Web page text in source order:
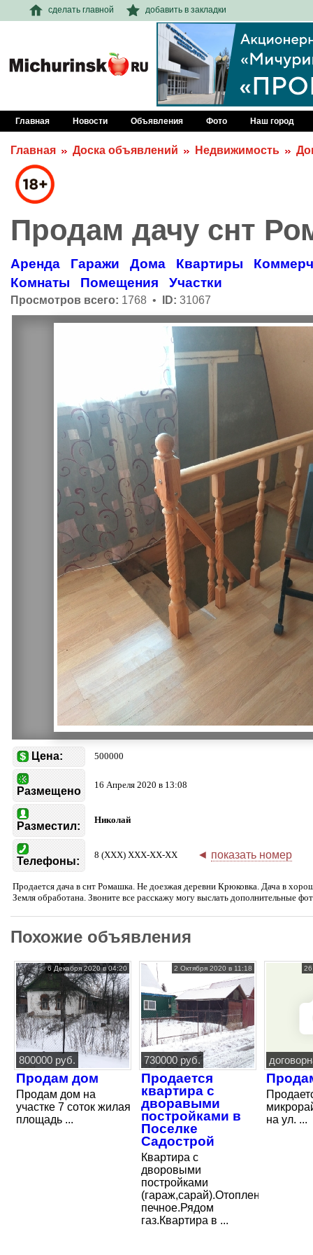
сделать главной добавить в закладки
Главная Новости Объявления Фото Наш город
Главная Доска объявлений Недвижимость
Продам дачу снт
Аренда Гаражи Дома Квартиры
Комнаты
Помещения Участки
Просмотров всего: 1768 • ID: 31067
Цена: 500000
Размещено
16 Апреля 2020 в 13:08
Разместил:
Николай
Телефоны:
8 (XXX) XXX-XX-XX ◄ показать номер
Продается дача в снт Ромашка. Не доезжая деревни Крюковка. Дача в
Земля обработана. Звоните все расскажу могу выслать дополнительные
Похожие объявления
6 Декабря 2020 в 04:20
800000 руб.
Продам дом
Продам дом на
участке 7 соток жилая
площадь ...
2 Октября 2020 в 11:18
730000 руб.
Продается
квартира с
дворавыми
постройками в
Поселке
Садострой
Квартира с
дворовыми
постройками
(гараж,сарай).Отопление
печное.Рядом
газ.Квартира в ...
на ул. ...